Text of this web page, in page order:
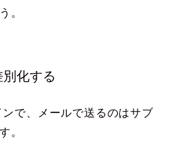
。
化する
で、メールで送るのはサブ
。